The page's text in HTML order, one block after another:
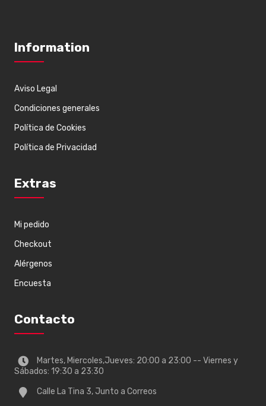
Information
Aviso Legal
Condiciones generales
Política de Cookies
Política de Privacidad
Extras
Mi pedido
Checkout
Alérgenos
Encuesta
Contacto
Martes, Miercoles,Jueves: 20:00 a 23:00 -- Viernes y
Sábados: 19:30 a 23:30
Calle La Tina 3, Junto a Correos